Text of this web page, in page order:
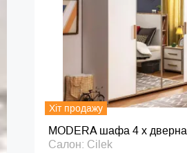
Хіт продажу
MODERA шафа 4 х дверна
Салон: Cilek